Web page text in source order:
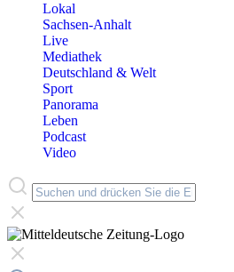
Lokal
Sachsen-Anhalt
Live
Mediathek
Deutschland & Welt
Sport
Panorama
Leben
Podcast
Video